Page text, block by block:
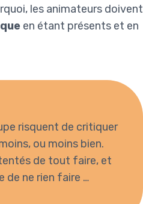
les animateurs doivent
en étant présents et en
risquent de critiquer
ou moins bien.
de tout faire, et
de ne rien faire …